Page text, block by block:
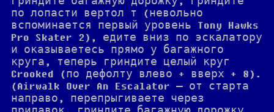
по лопасти вертол т (невольно
вспоминается первый уровень Tony Hawks
Pro Skater 2), едите вниз по эскалатору
и оказываетесь прямо у багажного
круга, теперь гриндите целый круг
Crooked (по дефолту влево + вверх + 8).
(Airwalk Over An Escalator — от старта
направо, перепрыгиваете через